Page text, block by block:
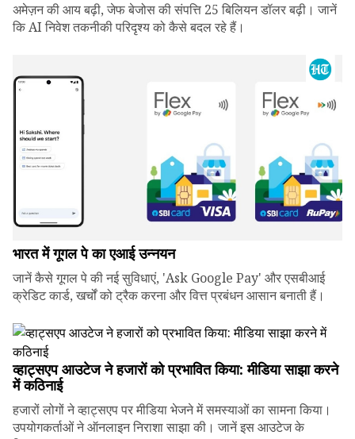
अमेज़न की आय बढ़ी, जेफ बेजोस की संपत्ति 25 बिलियन डॉलर बढ़ी। जानें
कि AI निवेश तकनीकी परिदृश्य को कैसे बदल रहे हैं।
भारत में गूगल पे का एआई उन्नयन
जानें कैसे गूगल पे की नई सुविधाएं, 'Ask Google Pay' और एसबीआई
क्रेडिट कार्ड, खर्चों को ट्रैक करना और वित्त प्रबंधन आसान बनाती हैं।
व्हाट्सएप आउटेज ने हजारों को प्रभावित किया: मीडिया साझा करने
में कठिनाई
हजारों लोगों ने व्हाट्सएप पर मीडिया भेजने में समस्याओं का सामना किया।
उपयोगकर्ताओं ने ऑनलाइन निराशा साझा की। जानें इस आउटेज के